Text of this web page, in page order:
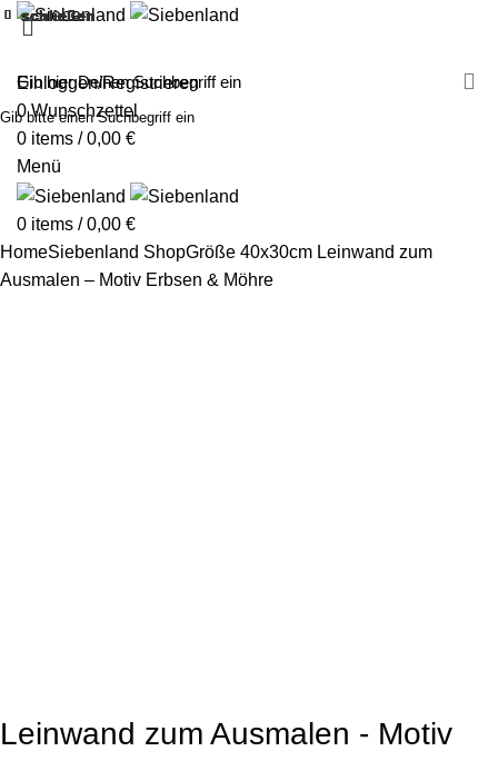
Einloggen/Registrieren
0Wunschzettel
0 items / 0,00 €
Menü
0 items / 0,00 €
HomeSiebenland ShopGröße 40x30cm Leinwand zum
Ausmalen – Motiv Erbsen & Möhre
Leinwand zum Ausmalen - Motiv
schließen
schließen
schließen
schließen
schließen
schließen
schließen
schließen
schließen
schließen
schließen
schließen
schließen
schließen
schließen
schließen
schließen
schließen
Gib bitte einen Suchbegriff ein